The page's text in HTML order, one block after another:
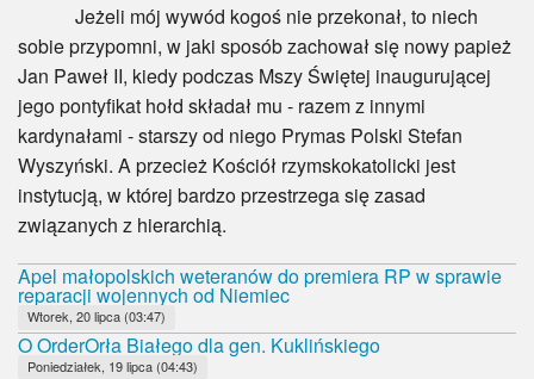
Jeżeli mój wywód kogoś nie przekonał, to niech
sobie przypomni, w jaki sposób zachował się nowy papież
Jan Paweł II, kiedy podczas Mszy Świętej inaugurującej
jego pontyfikat hołd składał mu - razem z innymi
kardynałami - starszy od niego Prymas Polski Stefan
Wyszyński. A przecież Kościół rzymskokatolicki jest
instytucją, w której bardzo przestrzega się zasad
związanych z hierarchią.
Apel małopolskich weteranów do premiera RP w sprawie
reparacji wojennych od Niemiec
Wtorek, 20 lipca (03:47)
O OrderOrła Białego dla gen. Kuklińskiego
Poniedziałek, 19 lipca (04:43)